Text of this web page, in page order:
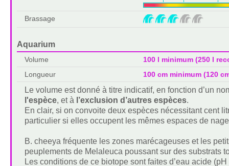
Brassage
Aquarium
Volume
100 l minimum (250 l
Longueur
100 cm minimum (120
Le volume est donné à titre indicatif, en fonction d’un
l'espèce, et à l’exclusion d’autres espèces.
En clair, si on convoite deux espèces nécessitant cent
particulier si elles occupent les mêmes espaces de
B. cheeya fréquente les zones marécageuses et les
peuplements de Melaleuca poussant sur des substrats
Les conditions de ce biotope sont faites d’eau acide